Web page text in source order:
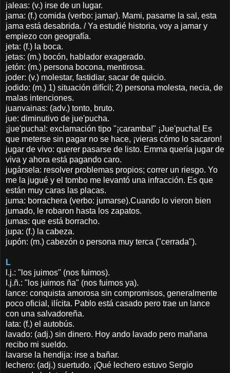
jaleas: (v.) irse de un lugar.
jama: (f.) comida (verbo: jamar). Mami, pasame la sal, esta
jama está desabrida. / Ya estudié historia, voy a jamar y
empiezo con geografía.
jeta: (f.) la boca.
jetas: (m.) bocón, hablador exagerado.
jetón: (m.) persona bocona, mentirosa.
joder: (v.) molestar, fastidiar, sacar de quicio.
jodido: (m.) 1) situación difícil; 2) persona molesta, necia, de
malas intenciones.
juanvainas: (adv.) tonto, bruto.
jue: diminutivo de jue'pucha.
¡jue'pucha!: exclamación tipo "¡caramba!" ¡Jue'pucha! Es
que meterse sin pagar no se hace, ¡vieras cómo lo sacaron!
jugar de vivo: querer pasarse de listo. Emma quería jugar de
viva y ahora está pagando caro.
jugársela: resolver problemas propios; correr un riesgo. Yo
me la jugué y el tombo me levantó una infracción. Es que
están muy caras las placas.
juma: borrachera (verbo: jumarse).Cuando lo vieron bien
jumado, le robaron hasta los zapatos.
jumas: que está borracho.
jupa: (f.) la cabeza.
jupón: (m.) cabezón o persona muy terca ("cerrada").
L
l.j.: "los juimos" (nos fuimos).
l.j.ñ.: "los juimos ña" (nos fuimos ya).
lance: conquista amorosa sin compromisos, generalmente
poco oficial, ilícita. Pablo está casado pero trae un lance
con una salvadoreña.
lata: (f.) el autobús.
lavado: (adj.) sin dinero. Hoy ando lavado pero mañana
recibo mi sueldo.
lavarse la hendija: irse a bañar.
lechero: (adj.) suertudo. ¡Qué lechero estuvo Sergio